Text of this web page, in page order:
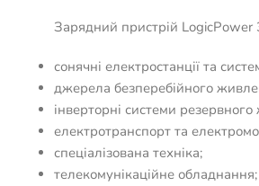
Зарядний пристрій LogicPower
сонячні електростанції та
джерела безперебійного
інверторні системи
електротранспорт та
спеціалізована техніка;
телекомунікаційне обладнання;